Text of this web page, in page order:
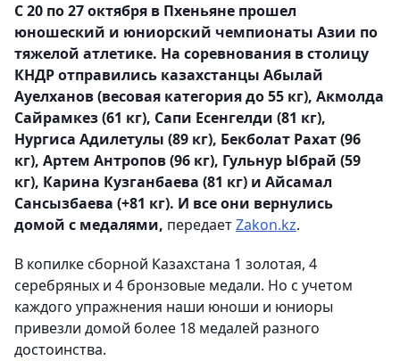
С 20 по 27 октября в Пхеньяне прошел
юношеский и юниорский чемпионаты Азии по
тяжелой атлетике. На соревнования в столицу
КНДР отправились казахстанцы Абылай
Ауелханов (весовая категория до 55 кг), Акмолда
Сайрамкез (61 кг), Сапи Есенгелди (81 кг),
Нургиса Адилетулы (89 кг), Бекболат Рахат (96
кг), Артем Антропов (96 кг), Гульнур Ыбрай (59
кг), Карина Кузганбаева (81 кг) и Айсамал
Сансызбаева (+81 кг). И все они вернулись
домой с медалями, передаетZakon.kz.
В копилке сборной Казахстана 1 золотая, 4
серебряных и 4 бронзовые медали. Но с учетом
каждого упражнения наши юноши и юниоры
привезли домой более 18 медалей разного
достоинства.